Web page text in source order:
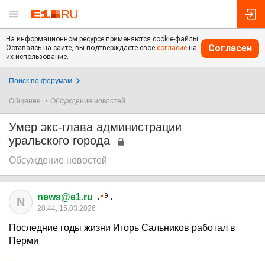
На информационном ресурсе применяются cookie-файлы.
Оставаясь на сайте, вы подтверждаете свое согласие на
их использование.
Согласен
Поиск по форумам
Общение Обсуждение новостей
Умер экс-глава администрации
уральского города
Обсуждение новостей
N news@e1.ru
20:44, 15.03.2026
Последние годы жизни Игорь Сальников работал в
Перми